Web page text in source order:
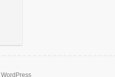
WordPress